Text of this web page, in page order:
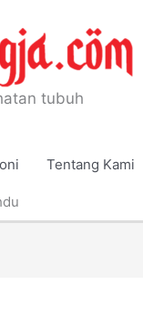
tubuh
Tentang Kami